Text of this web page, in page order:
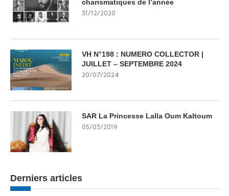
charismatiques de l’année
31/12/2020
VH N°198 : NUMERO COLLECTOR |
JUILLET – SEPTEMBRE 2024
20/07/2024
SAR La Princesse Lalla Oum Kaltoum
05/03/2019
Derniers articles